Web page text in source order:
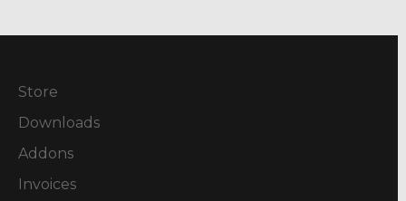
Store
Downloads
Addons
Invoices